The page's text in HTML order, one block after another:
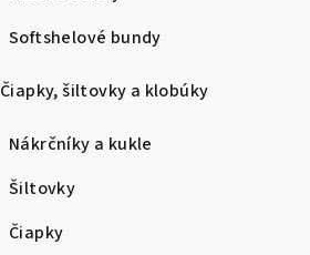
Softshelové bundy
Čiapky, šiltovky a klobúky
Nákrčníky a kukle
Šiltovky
Čiapky